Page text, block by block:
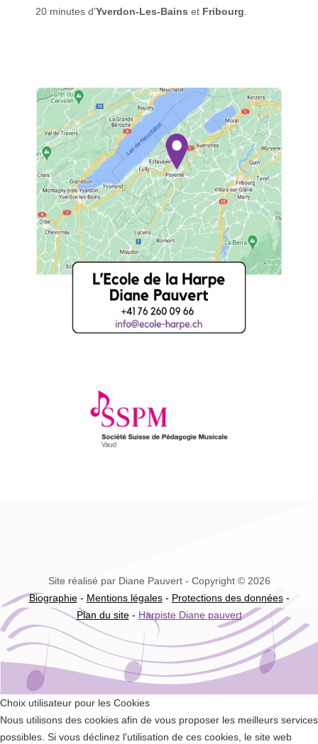
20 minutes d'Yverdon-Les-Bains et Fribourg
Site réalisé par Diane Pauvert - Copyright © 2026
Biographie- Mentions légales- Protections des données-
Plan du site- Harpiste Diane pauvert
Choix utilisateur pour les Cookies
Nous utilisons des cookies afin de vous proposer les meilleurs services
possibles. Si vous déclinez l'utilisation de ces cookies, le site web